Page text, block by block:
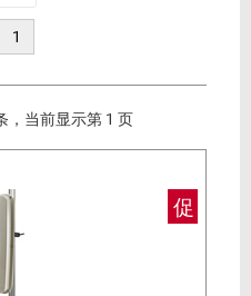
1
，当前显示第 1 页
促